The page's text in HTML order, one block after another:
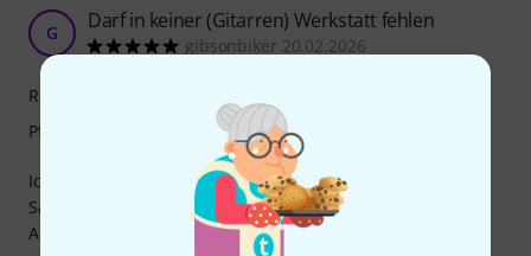
G Darf in keiner (Gitarren) Werkstatt fehlen
gibsonbiker 20.02.2026
Ich benutze es zum sanften polieren der Bünde bei jedem
Saitenwechsel.
Ausreichend groß und fest um mehrere Bünde gleichzeitig
Reinigungswirkung
Pflegewirkung